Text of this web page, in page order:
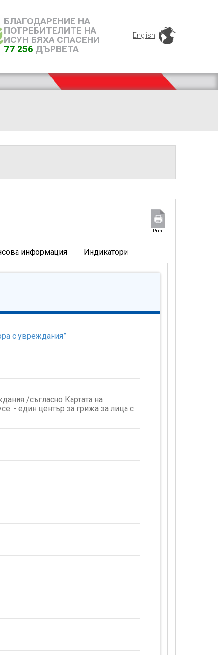
БЛАГОДАРЕНИЕ НА
ПОТРЕБИТЕЛИТЕ НА
ИСУН БЯХА СПАСЕНИ
77 256 ДЪРВЕТА
English
Print
информация Индикатори
с увреждания”
/съгласно Картата на
- един център за грижа за лица с